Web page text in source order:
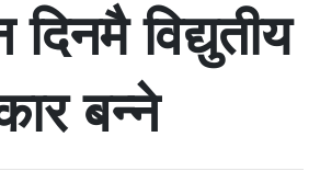
विद्युतीय
बन्ने